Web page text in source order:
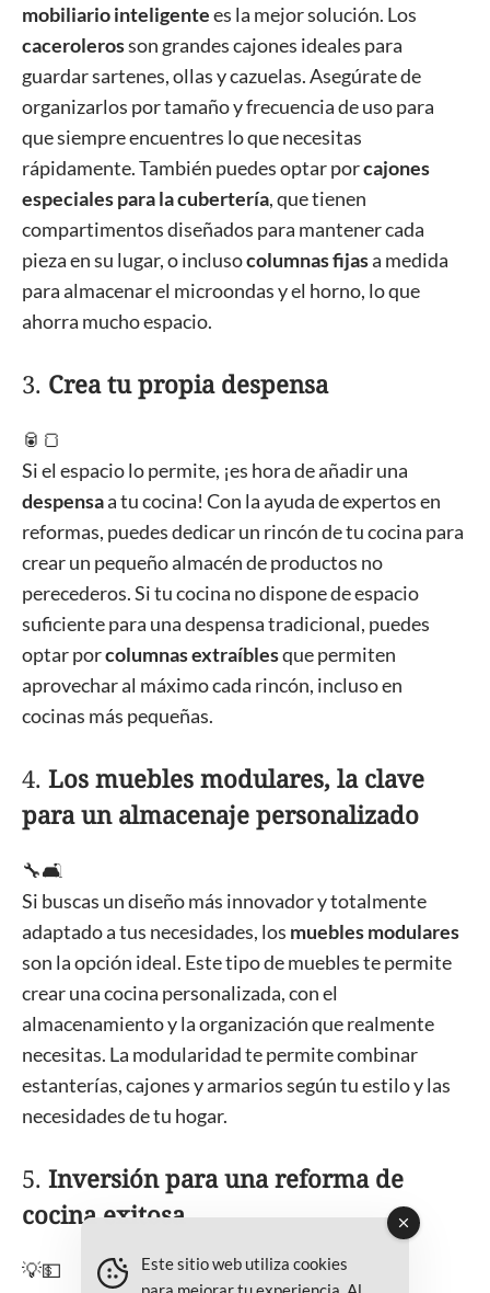
mobiliario inteligentees la mejor solución. Los
cacerolerosson grandes cajones ideales para
guardar sartenes, ollas y cazuelas. Asegúrate de
organizarlos por tamaño y frecuencia de uso para
que siempre encuentres lo que necesitas
rápidamente. También puedes optar porcajones
especiales para la cubertería, que tienen
compartimentos diseñados para mantener cada
pieza en su lugar, o inclusocolumnas fijasa medida
para almacenar el microondas y el horno, lo que
ahorra mucho espacio.
3. Crea tu propia despensa
🥫🍞
Si el espacio lo permite, ¡es hora de añadir una
despensaa tu cocina! Con la ayuda de expertos en
reformas, puedes dedicar un rincón de tu cocina para
crear un pequeño almacén de productos no
perecederos. Si tu cocina no dispone de espacio
suficiente para una despensa tradicional, puedes
optar porcolumnas extraíblesque permiten
aprovechar al máximo cada rincón, incluso en
cocinas más pequeñas.
4. Los muebles modulares, la clave
para un almacenaje personalizado
🔧🛋️
Si buscas un diseño más innovador y totalmente
adaptado a tus necesidades, los muebles modulares
son la opción ideal. Este tipo de muebles te permite
crear una cocina personalizada, con el
almacenamiento y la organización que realmente
necesitas. La modularidad te permite combinar
estanterías, cajones y armarios según tu estilo y las
necesidades de tu hogar.
5. Inversión para una reforma de
cocina exitosa
💡💵
Este sitio web utiliza cookies